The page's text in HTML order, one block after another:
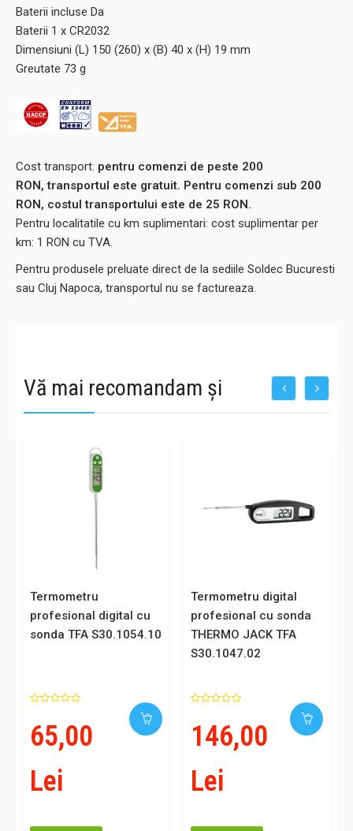
Baterii incluse Da
Baterii 1 x CR2032
Dimensiuni (L) 150 (260) x (B) 40 x (H) 19 mm
Greutate 73 g
Cost transport: pentru comenzi de peste 200
RON, transportul este gratuit. Pentru comenzi sub 200
RON, costul transportului este de 25 RON.
Pentru localitatile cu km suplimentari: cost suplimentar per
km: 1 RON cu TVA.
Pentru produsele preluate direct de la sediile Soldec Bucuresti
sau Cluj Napoca, transportul nu se factureaza.
Vă mai recomandam și
Termometru
profesional digital cu
sonda TFA S30.1054.10
65,00
Lei
Termometru digital
profesional cu sonda
THERMO JACK TFA
S30.1047.02
146,00
Lei